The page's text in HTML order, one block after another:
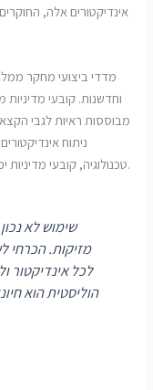
אינדיקטורים אלה,
מדדי ביצועי מחקר
וחדשנות. קובעי
מבוססות ראיות לגבי
ניתוח
טכנולוגיה, קובעי מדיניות יכולים לזהות תחומי מחקר הדורשים השקעה ופיתוח.
שימוש לא
מזיקות. הכרחי
לכל אינדיקטור
הוליסטית הוא